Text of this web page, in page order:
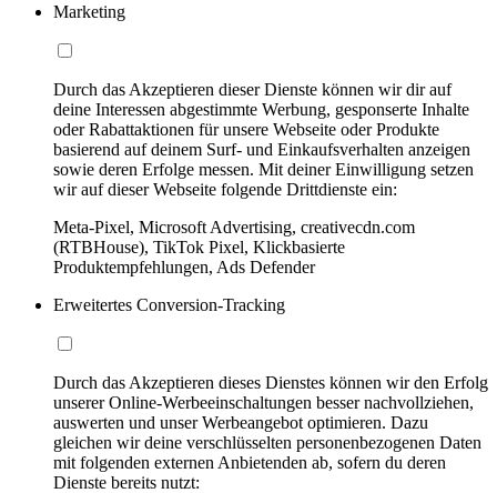
Marketing
Durch das Akzeptieren dieser Dienste können wir dir auf
deine Interessen abgestimmte Werbung, gesponserte Inhalte
oder Rabattaktionen für unsere Webseite oder Produkte
basierend auf deinem Surf- und Einkaufsverhalten anzeigen
sowie deren Erfolge messen. Mit deiner Einwilligung setzen
wir auf dieser Webseite folgende Drittdienste ein:
Meta-Pixel, Microsoft Advertising, creativecdn.com
(RTBHouse), TikTok Pixel, Klickbasierte
Produktempfehlungen, Ads Defender
Erweitertes Conversion-Tracking
Durch das Akzeptieren dieses Dienstes können wir den Erfolg
unserer Online-Werbeeinschaltungen besser nachvollziehen,
auswerten und unser Werbeangebot optimieren. Dazu
gleichen wir deine verschlüsselten personenbezogenen Daten
mit folgenden externen Anbietenden ab, sofern du deren
Dienste bereits nutzt: